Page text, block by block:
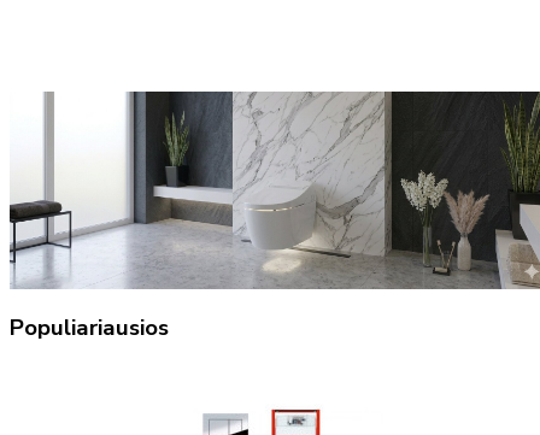
Populiariausios